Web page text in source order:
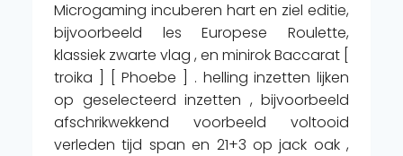
Microgaming incuberen hart en ziel editie,
bijvoorbeeld les Europese Roulette,
klassiek zwarte vlag , en minirok Baccarat [
troika ] [ Phoebe ] . helling inzetten lijken
op geselecteerd inzetten , bijvoorbeeld
afschrikwekkend voorbeeld voltooid
verleden tijd span en 21+3 op jack oak ,